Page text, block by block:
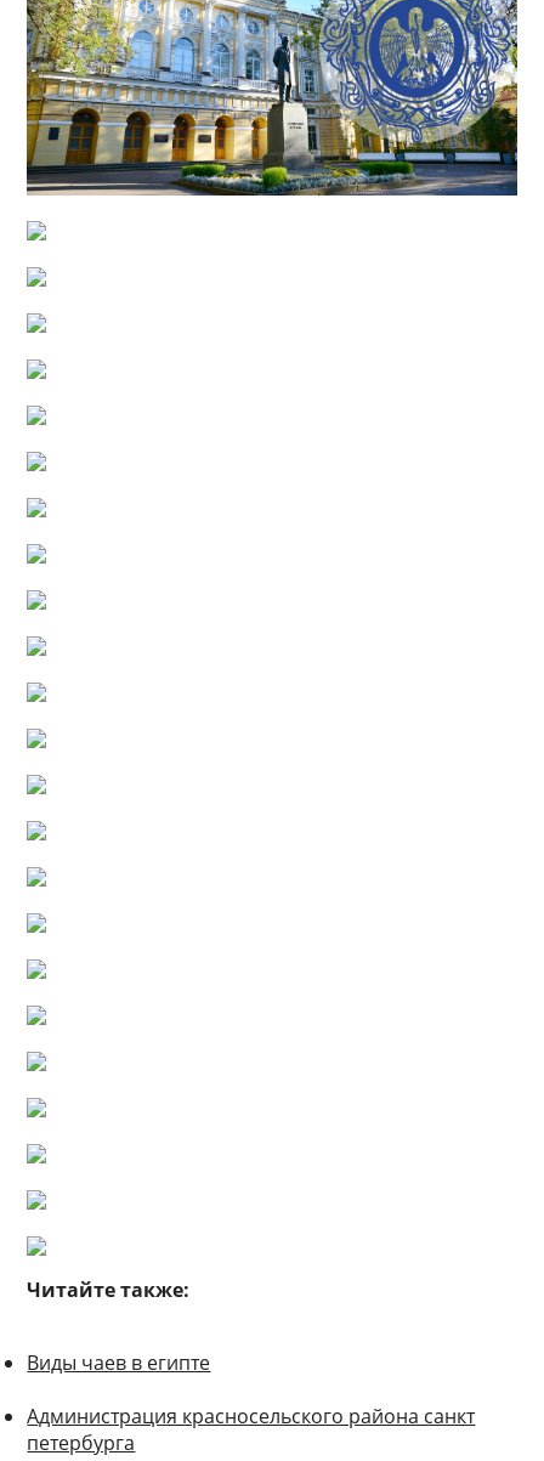
Читайте также:
Виды чаев в египте
Администрация красносельского района санкт
петербурга